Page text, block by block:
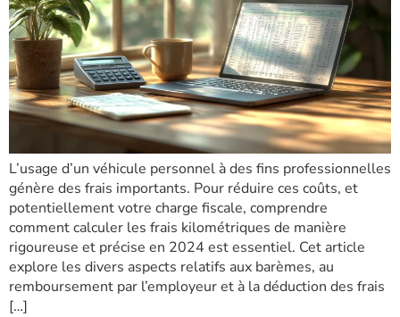
L’usage d’un véhicule personnel à des fins professionnelles
génère des frais importants. Pour réduire ces coûts, et
potentiellement votre charge fiscale, comprendre
comment calculer les frais kilométriques de manière
rigoureuse et précise en 2024 est essentiel. Cet article
explore les divers aspects relatifs aux barèmes, au
remboursement par l’employeur et à la déduction des frais
[…]